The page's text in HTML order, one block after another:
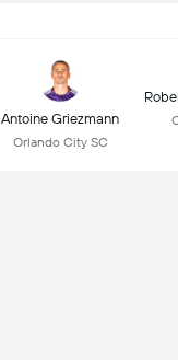
Antoine Griezmann
Orlando City SC